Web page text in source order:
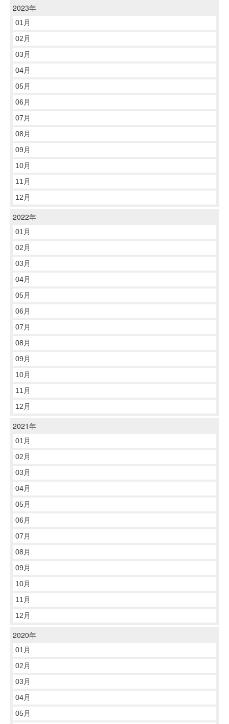
2023年
01月
02月
03月
04月
05月
06月
07月
08月
09月
10月
11月
12月
2022年
01月
02月
03月
04月
05月
06月
07月
08月
09月
10月
11月
12月
2021年
01月
02月
03月
04月
05月
06月
07月
08月
09月
10月
11月
12月
2020年
01月
02月
03月
04月
05月